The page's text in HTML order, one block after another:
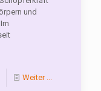
und
Weiter ...